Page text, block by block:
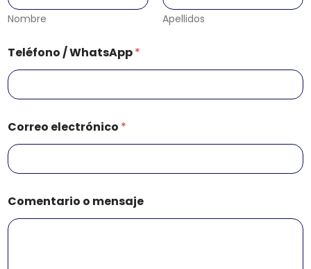
Nombre Apellidos
Teléfono / WhatsApp*
m
e
n
s
j
e
C
Correo electrónico *
Comentario o mensaje